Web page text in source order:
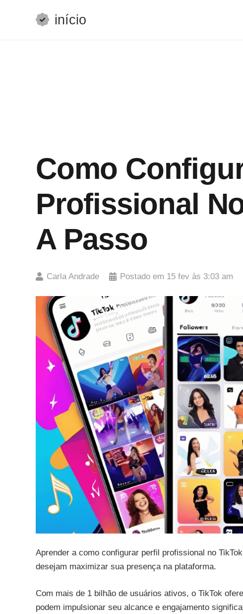
início
Como
Profissional
A Passo
Carla Andrade Postado em 15 fev às 3:03 am
Aprender a como configurar perfil profissional no
desejam maximizar sua presença na plataforma.
Com mais de 1 bilhão de usuários ativos, o TikTok
podem impulsionar seu alcance e engajamento